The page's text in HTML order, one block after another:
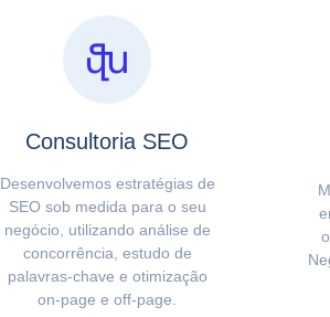
Consultoria SEO
Desenvolvemos estratégias de
SEO sob medida para o seu
negócio, utilizando análise de
concorrência, estudo de
palavras-chave e otimização
on-page e off-page.